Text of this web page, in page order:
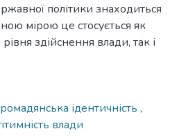
політики знаходиться
мірою це стосується як
здійснення влади, так і
ідентичність ,
влади